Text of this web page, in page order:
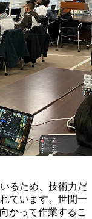
るため、技術力だ
ています。世間一
かって作業するこ